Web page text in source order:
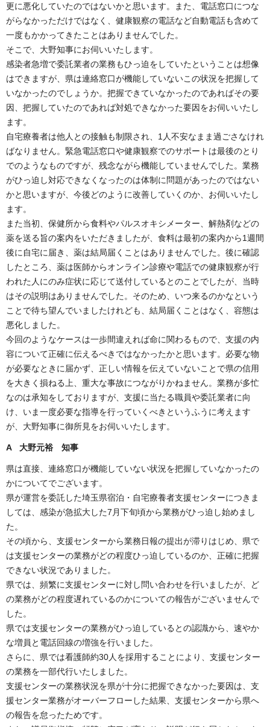
更に悪化していたのではないかと思います。また、電話窓口につな
がらなかっただけではなく、健康観察の電話など自動電話も含めて
一度もかかってきたことはありませんでした。
そこで、大野知事にお伺いいたします。
感染者急増で委託業者の業務もひっ迫をしていたということは想像
はできますが、県は連絡窓口が機能していないこの状況を把握して
いなかったのでしょうか。把握できていなかったのであればその要
因、把握していたのであれば対処できなかった要因をお伺いいたし
ます。
自宅療養者は他人との接触も制限され、1人不安なまま過ごさなけれ
ばなりません。緊急電話窓口や健康観察でのサポートは最後のとり
でのようなものですが、残念ながら機能していませんでした。業務
がひっ迫し対応できなくなったのは体制に問題があったのではない
かと思いますが、今後どのように改善していくのか、お伺いいたし
ます。
また当初、保健所から食料やパルスオキシメーター、解熱剤などの
薬を送る旨の案内をいただきましたが、食料は最初の案内から1週間
後に自宅に届き、薬は結局届くことはありませんでした。後に確認
したところ、薬は医師からオンライン診療や電話での健康観察が行
われた人にのみ症状に応じて送付しているとのことでしたが、当時
はその説明はありませんでした。そのため、いつ来るのかなという
ことで待ち望んでいましたけれども、結局届くことはなく、容態は
悪化しました。
今回のようなケースは一歩間違えれば命に関わるもので、支援の内
容について正確に伝えるべきではなかったかと思います。必要な物
が必要なときに届かず、正しい情報を伝えていないことで県の信用
を大きく損ねる上、重大な事故につながりかねません。業務が多忙
なのは承知をしておりますが、支援に当たる職員や委託業者に向
け、いま一度必要な指導を行っていくべきというふうに考えます
が、大野知事に御所見をお伺いいたします。
A 大野元裕 知事
県は直接、連絡窓口が機能していない状況を把握していなかったの
かについてでございます。
県が運営を委託した埼玉県宿泊・自宅療養者支援センターにつきま
しては、感染が急拡大した7月下旬頃から業務がひっ迫し始めまし
た。
その頃から、支援センターから業務日報の提出が滞りはじめ、県で
は支援センターの業務がどの程度ひっ迫しているのか、正確に把握
できない状況でありました。
県では、頻繁に支援センターに対し問い合わせを行いましたが、ど
の業務がどの程度遅れているのかについての報告がございませんで
した。
県では支援センターの業務がひっ迫しているとの認識から、速やか
な増員と電話回線の増強を行いました。
さらに、県では看護師約30人を採用することにより、支援センター
の業務を一部代行いたしました。
支援センターの業務状況を県が十分に把握できなかった要因は、支
援センター業務がオーバーフローした結果、支援センターから県へ
の報告を怠ったためです。